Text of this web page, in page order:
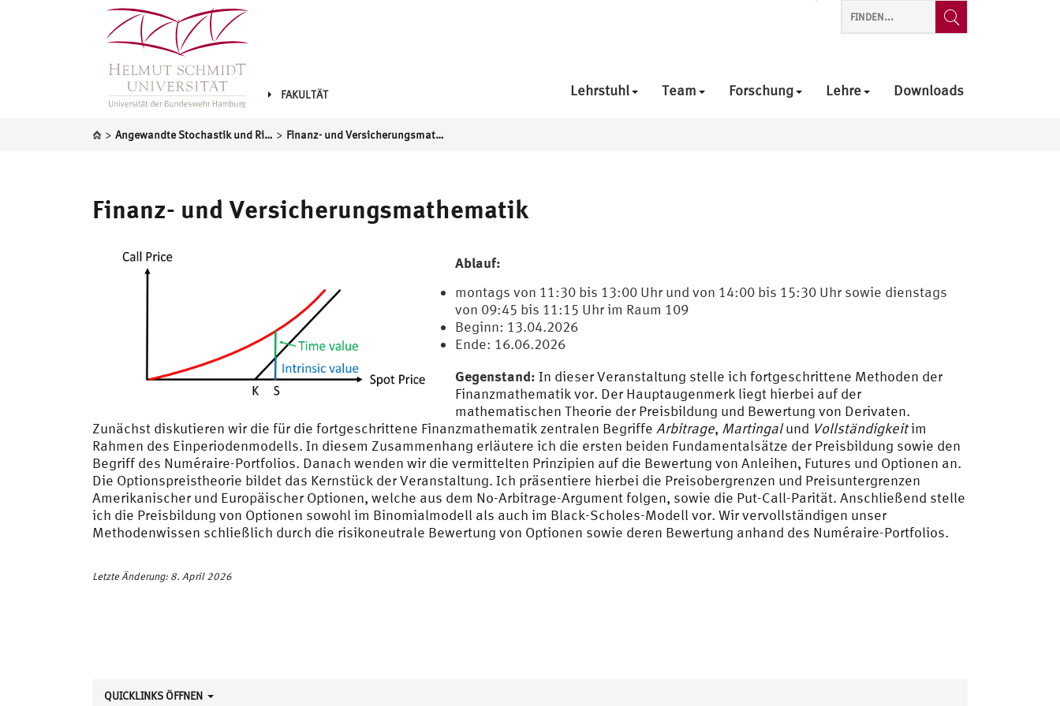
FAKULTÄT Lehrstuhl Team Forschung Lehre Downloads
> Angewandte Stochastik und Risikomanagement > Finanz- und Versicherungsmathematik
Finanz- und Versicherungsmathematik
Ablauf:
montags von 11:30 bis 13:00 Uhr und von 14:00 bis 15:30 Uhr sowie dienstags
von 09:45 bis 11:15 Uhr im Raum 109
Beginn: 13.04.2026
Ende: 16.06.2026
Gegenstand: In dieser Veranstaltung stelle ich fortgeschrittene Methoden der
Finanzmathematik vor. Der Hauptaugenmerk liegt hierbei auf der
mathematischen Theorie der Preisbildung und Bewertung von Derivaten.
Zunächst diskutieren wir die für die fortgeschrittene Finanzmathematik zentralen Begriffe Arbitrage, Martingalund Vollständigkeitim
Rahmen des Einperiodenmodells. In diesem Zusammenhang erläutere ich die ersten beiden Fundamentalsätze der Preisbildung sowie den
Begriff des Numéraire-Portfolios. Danach wenden wir die vermittelten Prinzipien auf die Bewertung von Anleihen, Futures und Optionen an.
Die Optionspreistheorie bildet das Kernstück der Veranstaltung. Ich präsentiere hierbei die Preisobergrenzen und Preisuntergrenzen
Amerikanischer und Europäischer Optionen, welche aus dem No-Arbitrage-Argument folgen, sowie die Put-Call-Parität. Anschließend stelle
ich die Preisbildung von Optionen sowohl im Binomialmodell als auch im Black-Scholes-Modell vor. Wir vervollständigen unser
Methodenwissen schließlich durch die risikoneutrale Bewertung von Optionen sowie deren Bewertung anhand des Numéraire-Portfolios.
Letzte Änderung: 8. April 2026
QUICKLINKS ÖFFNEN